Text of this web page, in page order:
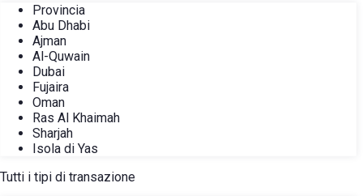
Provincia
Abu Dhabi
Ajman
Al-Quwain
Dubai
Fujaira
Oman
Ras Al Khaimah
Sharjah
Isola di Yas
Tutti i tipi di transazione